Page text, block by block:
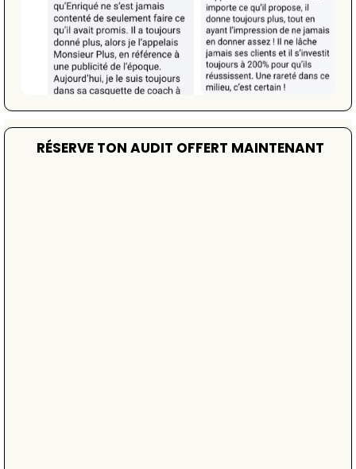
RÉSERVE TON AUDIT OFFERT MAINTENANT